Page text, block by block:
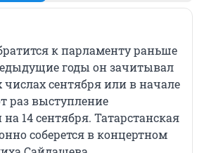
к парламенту раньше
годы он зачитывал
числах сентября или в начале
раз выступление
14 сентября. Татарстанская
соберется в концертном